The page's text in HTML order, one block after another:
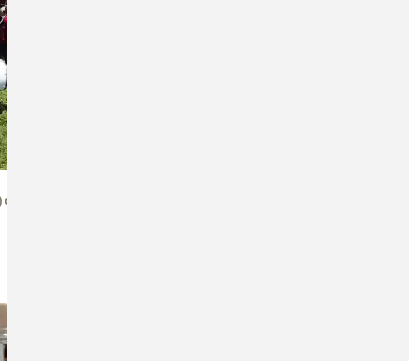
Neuler